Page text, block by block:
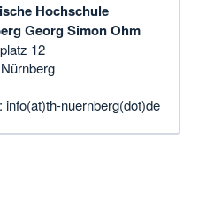
Hochschule
Georg Simon Ohm
12
info(at)th-nuernberg(dot)de